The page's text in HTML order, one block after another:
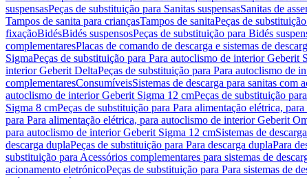
suspensasPeças de substituição para Sanitas suspensasSanitas de
Tampos de sanita para criançasTampos de sanitaPeças de
fixaçãoBidésBidés suspensosPeças de substituição para Bidés
complementaresPlacas de comando de descarga e sistemas de
SigmaPeças de substituição para Para autoclismo de interior Geberit
interior Geberit DeltaPeças de substituição para Para autoclismo de
complementaresConsumíveisSistemas de descarga para sanitas com
autoclismo de interior Geberit Sigma 12 cmPeças de substituição
Sigma 8 cmPeças de substituição para Para alimentação elétrica,
para Para alimentação elétrica, para autoclismo de interior Geberit
para autoclismo de interior Geberit Sigma 12 cmSistemas de
descarga duplaPeças de substituição para Para descarga duplaPara
substituição para Acessórios complementares para sistemas de
acionamento eletrónicoPeças de substituição para Para sistemas de